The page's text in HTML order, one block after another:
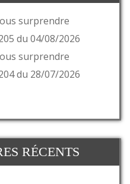
surprendre
du 04/08/2026
surprendre
du 28/07/2026
RÉCENTS